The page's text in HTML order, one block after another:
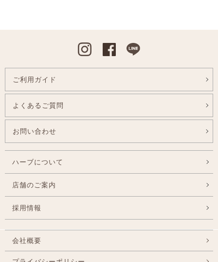
Instagram
ご利用ガイド
よくあるご質問
お問い合わせ
ハーブについて
店舗のご案内
採用情報
会社概要